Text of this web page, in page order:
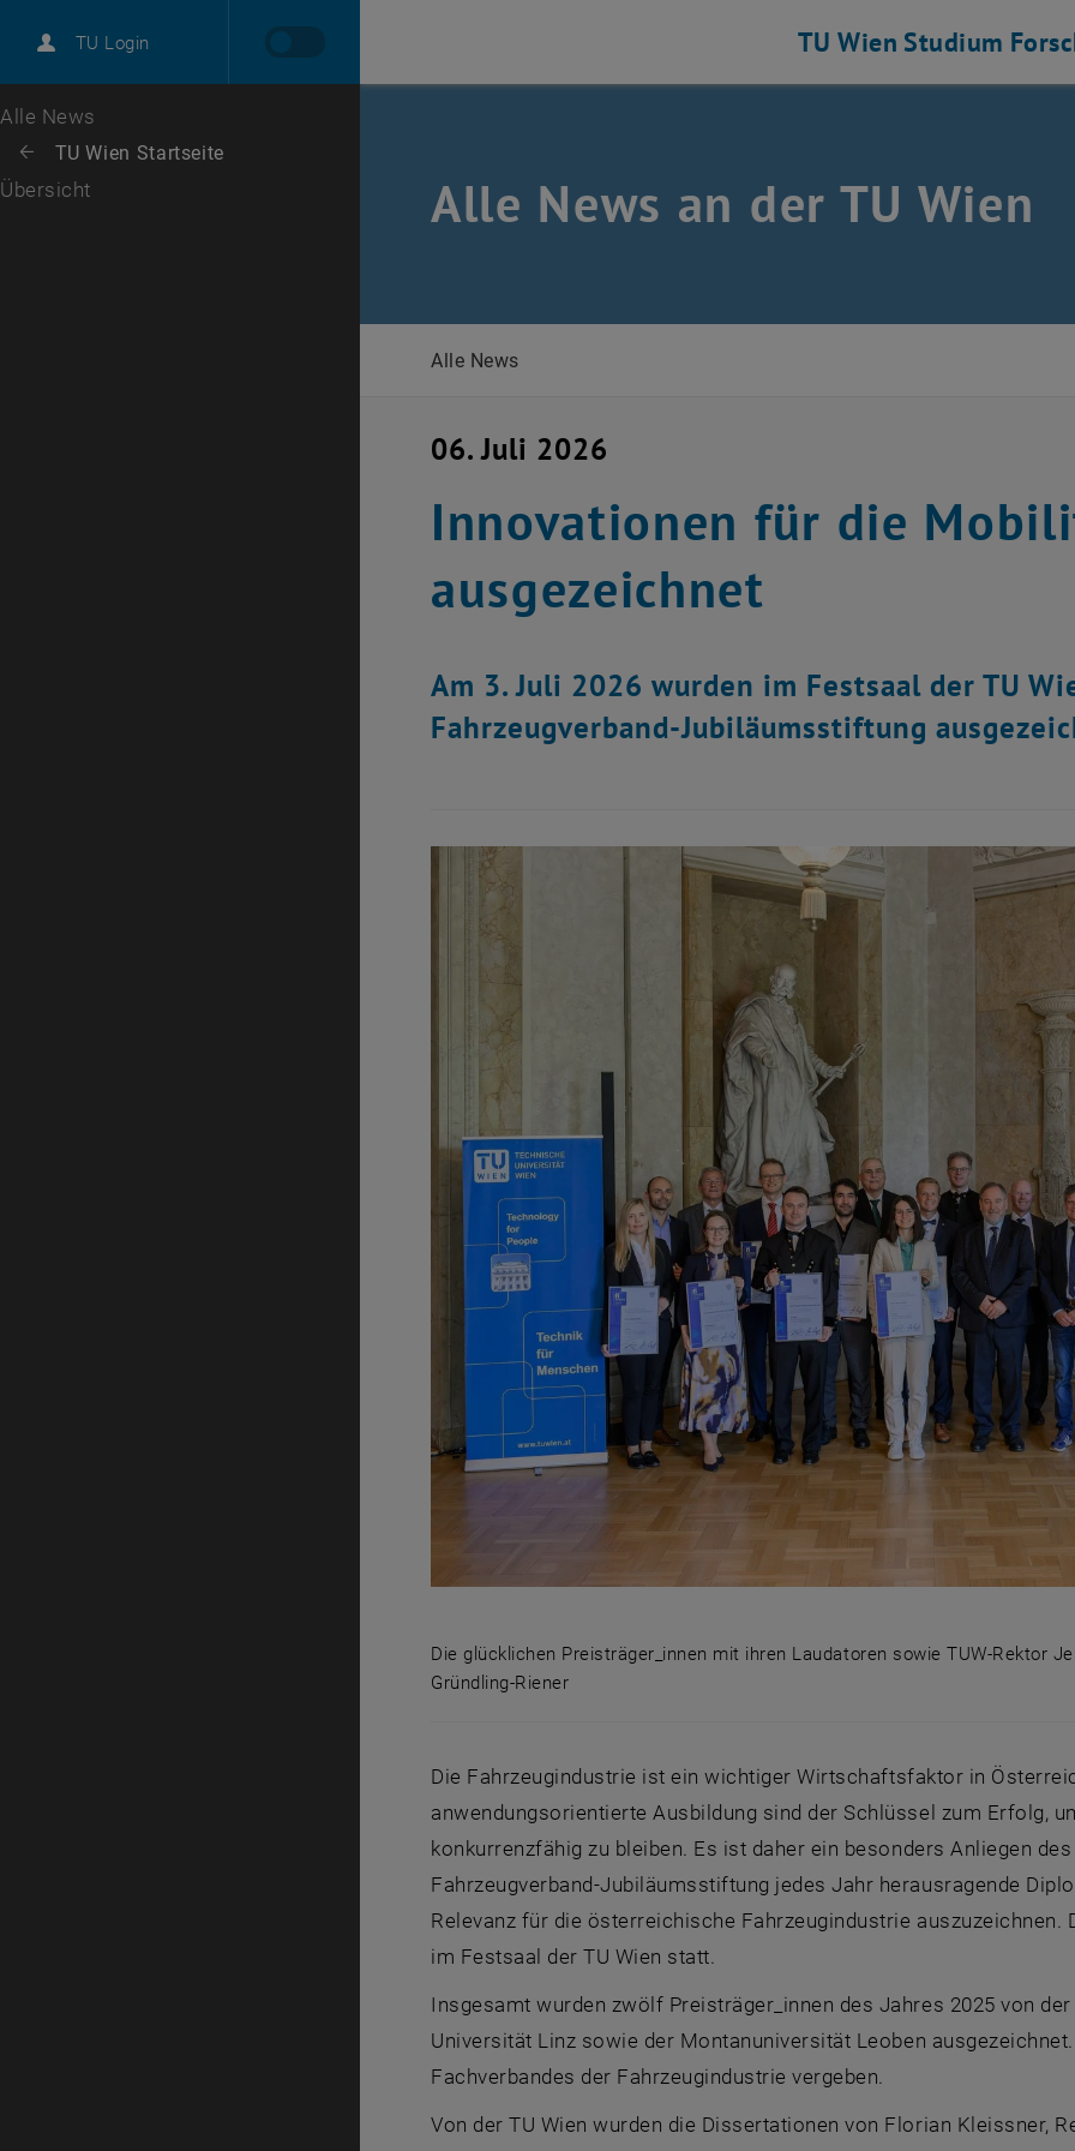
TU Login
Karriere
Zur 1. Menü Ebene
Alle News
Zurück: Subseiten von TU Wien Startseite auflisten
Zurück zur letzten Ebene:
TU Wien Startseite
Übersicht
TU Wien Studium
Alle News an der TU Wien
Alle News
06. Juli 2026
Innovationen für die
ausgezeichnet
Am 3. Juli 2026 wurden im Festsaal der TU
Fahrzeugverband-Jubiläumsstiftung
Die glücklichen Preisträger_innen mit ihren Laudatoren sowie TUW-Rektor
Gründling-Riener
Die Fahrzeugindustrie ist ein wichtiger Wirtschaftsfaktor in
anwendungsorientierte Ausbildung sind der Schlüssel zum Erfolg,
konkurrenzfähig zu bleiben. Es ist daher ein besonders Anliegen
Fahrzeugverband-Jubiläumsstiftung jedes Jahr herausragende
Relevanz für die österreichische Fahrzeugindustrie
im Festsaal der TU Wien statt.
Insgesamt wurden zwölf Preisträger_innen des Jahres 2025 von
Universität Linz sowie der Montanuniversität Leoben
Fachverbandes der Fahrzeugindustrie vergeben.
Von der TU Wien wurden die Dissertationen von Florian Kleissner,